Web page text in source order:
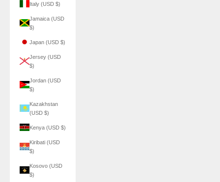
Italy (USD $)
Jamaica (USD
$)
Japan (USD $)
Jersey (USD
$)
Jordan (USD
$)
Kazakhstan
(USD $)
Kenya (USD $)
Kiribati (USD
$)
Kosovo (USD
$)